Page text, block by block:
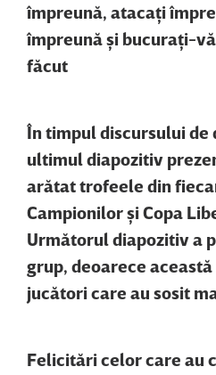
împreună, atacaţi
împreună şi bucuraţi-
făcut
În timpul discursului de
ultimul diapozitiv
arătat trofeele din
Campionilor şi Copa
Următorul diapozitiv a
grup, deoarece
jucători care au sosit
Felicitări celor care au